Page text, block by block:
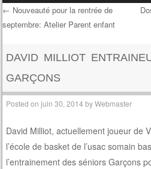
Post navigation
← Nouveauté pour la rentrée de
septembre: Atelier Parent enfant
DAVID MILLIOT
GARÇONS
Posted onjuin 30, 2014 byWebmaster
David Milliot, actuellement joueur de
l’école de basket de l’usac somain
l’entrainement des séniors Garçons